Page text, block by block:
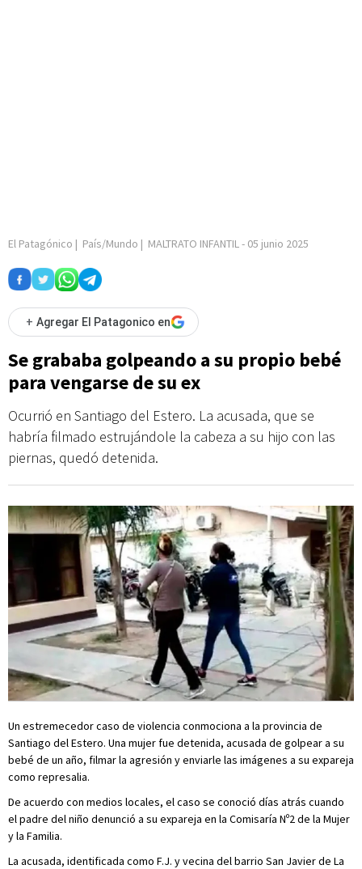
El Patagónico | País/Mundo | MALTRATO INFANTIL- 05 junio 2025
+ Agregar El Patagonico en
Se grababa golpeando a su propio bebé
para vengarse de su ex
Ocurrió en Santiago del Estero. La acusada, que se
habría filmado estrujándole la cabeza a su hijo con las
piernas, quedó detenida.
Un estremecedor caso de violencia conmociona a la provincia de
Santiago del Estero. Una mujer fue detenida, acusada de golpear a su
bebé de un año, filmar la agresión y enviarle las imágenes a su expareja
como represalia.
De acuerdo con medios locales, el caso se conoció días atrás cuando
el padre del niño denunció a su expareja en la Comisaría Nº2 de la Mujer
y la Familia.
La acusada, identificada como F.J. y vecina del barrio San Javier de La